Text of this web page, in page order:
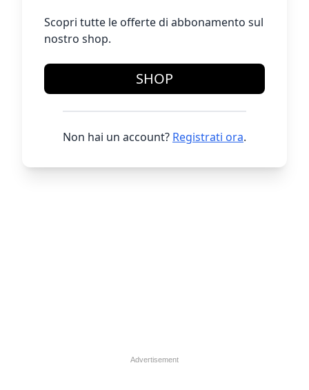
Scopri tutte le offerte di abbonamento sul
nostro shop.
SHOP
Non hai un account? Registrati ora.